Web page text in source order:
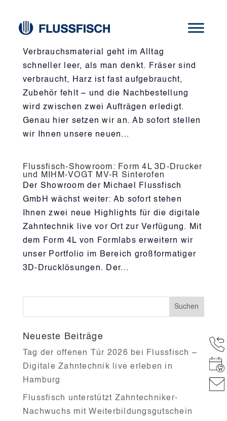
Nachbestellen in Sekunden – mit unseren
Verbrauchsmaterial geht im Alltag
schneller leer, als man denkt. Fräser sind
verbraucht, Harz ist fast aufgebraucht,
Zubehör fehlt – und die Nachbestellung
wird zwischen zwei Aufträgen erledigt.
Genau hier setzen wir an. Ab sofort stellen
wir Ihnen unsere neuen...
Flussfisch-Showroom: Form 4L 3D-Drucker
und MIHM-VOGT MV-R Sinterofen
Der Showroom der Michael Flussfisch
GmbH wächst weiter: Ab sofort stehen
Ihnen zwei neue Highlights für die digitale
Zahntechnik live vor Ort zur Verfügung. Mit
dem Form 4L von Formlabs erweitern wir
unser Portfolio im Bereich großformatiger
3D-Drucklösungen. Der...
Neueste Beiträge
Tag der offenen Tür 2026 bei Flussfisch –
Digitale Zahntechnik live erleben in
Hamburg
Flussfisch unterstützt Zahntechniker-
Nachwuchs mit Weiterbildungsgutschein